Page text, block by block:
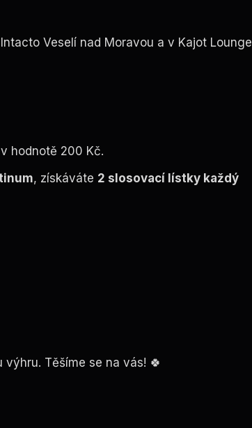
Veselí nad Moravou a v Kajot Lounge
hodnotě 200 Kč.
, získáváte 2 slosovací lístky každý
Těšíme se na vás! 🍀